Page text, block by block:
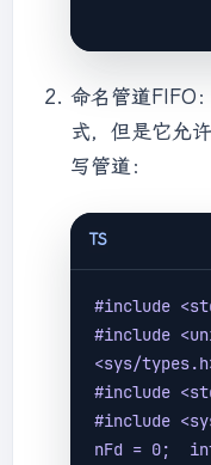
Receive
读端   char
if(-1 !=
NULL, 0); }
命名管道FIFO
式，但是它允
写管道：
TS
#include
#include
<sys/
#include
#include
nFd = 0;